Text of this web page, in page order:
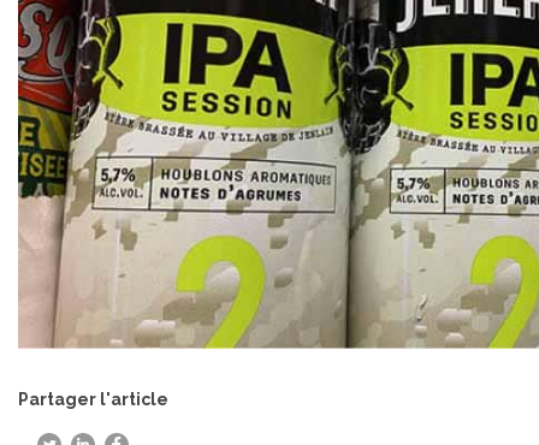
Partager l'article